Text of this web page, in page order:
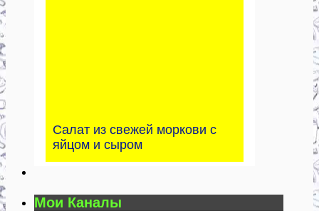
Салат из свежей моркови с
яйцом и сыром
Мои Каналы